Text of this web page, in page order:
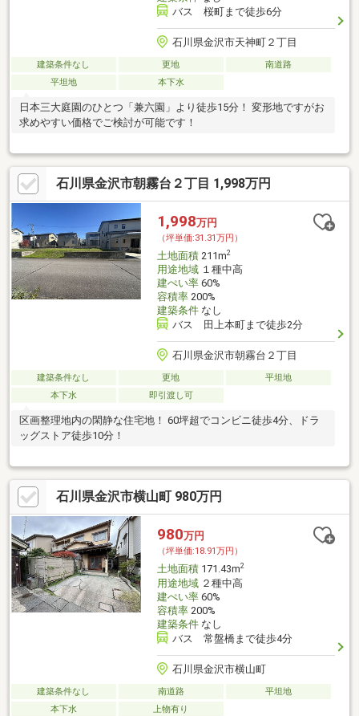
バス 桜町まで徒歩6分
石川県金沢市天神町２丁目
建築条件なし 更地
南道路
平坦地
本下水
日本三大庭園のひとつ「兼六園」より徒歩15分！ 変形地ですがお
求めやすい価格でご検討が可能です！
石川県金沢市朝霧台２丁目 1,998万円
1,998万円
（坪単価:31.31万円）
土地面積211m2
用途地域１種中高
建ぺい率60%
容積率200%
建築条件なし
バス 田上本町まで徒歩2分
石川県金沢市朝霧台２丁目
建築条件なし 更地
平坦地
本下水
即引渡し可
区画整理地内の閑静な住宅地！ 60坪超でコンビニ徒歩4分、ドラ
ッグストア徒歩10分！
石川県金沢市横山町 980万円
980万円
（坪単価:18.91万円）
土地面積171.43m2
用途地域２種中高
建ぺい率60%
容積率200%
建築条件なし
バス 常盤橋まで徒歩4分
石川県金沢市横山町
建築条件なし 南道路
平坦地
本下水
上物有り